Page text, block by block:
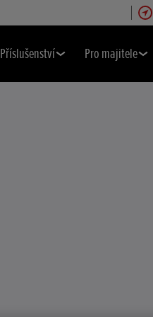
Příslušenství Pro majitele